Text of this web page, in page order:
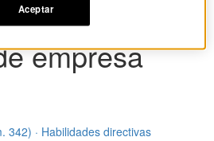
el Tag:
empresa
342) · Habilidades directivas
Aceptar